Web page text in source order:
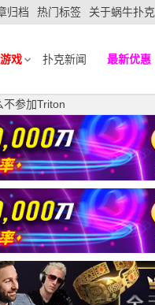
归档 热门标签 关于蜗牛扑克
戏 扑克新闻 最新优惠
不参加Triton